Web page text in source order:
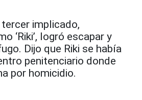
implicado,
‘Riki’, logró escapar y
Dijo que Riki se había
penitenciario donde
por homicidio.